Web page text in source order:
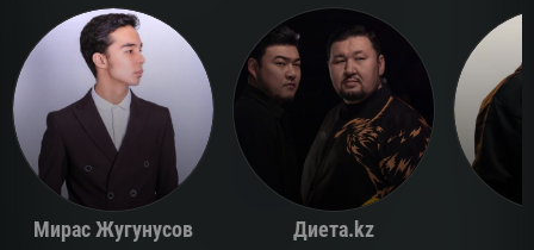
Мирас Жугунусов Диета.kz